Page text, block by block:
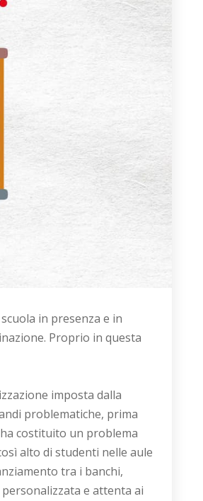
in presenza e in
Proprio in questa
imposta dalla
problematiche, prima
costituito un problema
alto di studenti nelle aule
tra i banchi,
e attenta ai